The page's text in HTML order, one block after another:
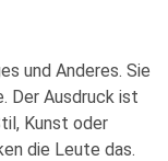
und Anderes. Sie
Der Ausdruck ist
Kunst oder
die Leute das.